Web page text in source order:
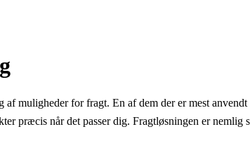
muligheder for fragt. En af dem der er mest
præcis når det passer dig. Fragtløsningen er